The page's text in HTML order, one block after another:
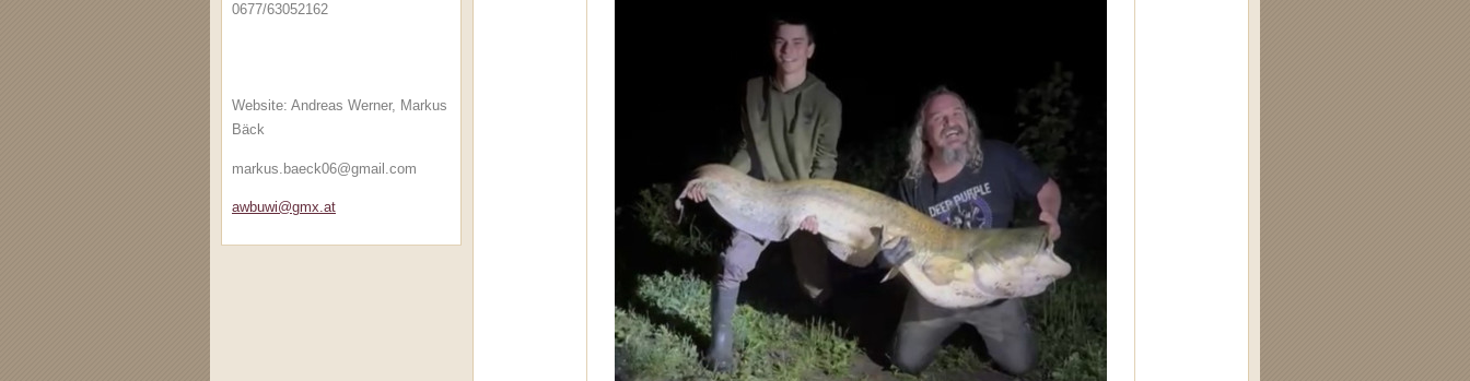
0677/63052162
Website: Andreas Werner, Markus
Bäck
markus.baeck06@gmail.com
awbuwi@gmx.at